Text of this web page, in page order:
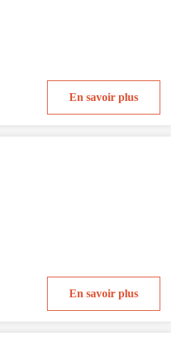
En savoir plus
En savoir plus